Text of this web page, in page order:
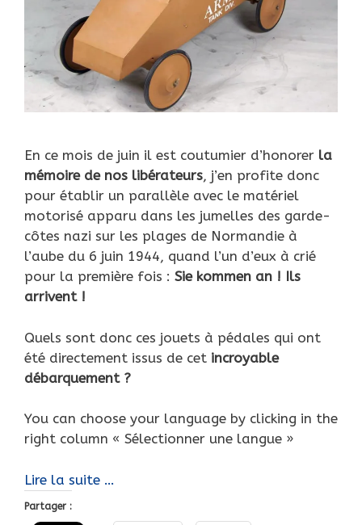
En ce mois de juin il est coutumier d’honorer la
mémoire de nos libérateurs, j’en profite donc
pour établir un parallèle avec le matériel
motorisé apparu dans les jumelles des garde-
côtes nazi sur les plages de Normandie à
l’aube du 6 juin 1944, quand l’un d’eux à crié
pour la première fois : Sie kommen an ! Ils
arrivent !
Quels sont donc ces jouets à pédales qui ont
été directement issus de cet incroyable
débarquement ?
You can choose your language by clicking in the
right column « Sélectionner une langue »
Lire la suite …
an…
Partager :